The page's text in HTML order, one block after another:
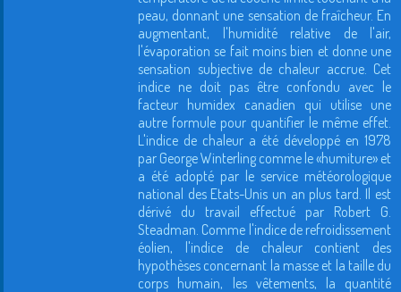
peau, donnant une sensation de fraîcheur. En
augmentant, l'humidité relative de l'air,
l'évaporation se fait moins bien et donne une
sensation subjective de chaleur accrue. Cet
indice ne doit pas être confondu avec le
facteur humidex canadien qui utilise une
autre formule pour quantifier le même effet.
L'indice de chaleur a été développé en 1978
par George Winterling comme le «humiture» et
a été adopté par le service météorologique
national des Etats-Unis un an plus tard. Il est
dérivé du travail effectué par Robert G.
Steadman. Comme l'indice de refroidissement
éolien, l'indice de chaleur contient des
hypothèses concernant la masse et la taille du
corps humain, les vêtements, la quantité